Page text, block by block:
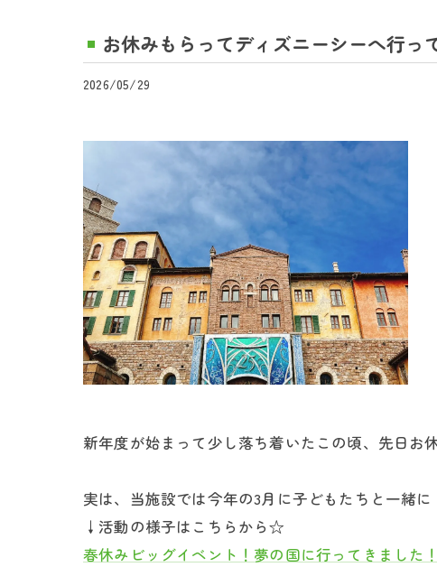
お休みもらってディズニーシーへ行っ
2026/05/29
新年度が始まって少し落ち着いたこの頃、先日お
実は、当施設では今年の3月に子どもたちと一緒
↓活動の様子はこちらから☆
春休みビッグイベント！夢の国に行ってきました！